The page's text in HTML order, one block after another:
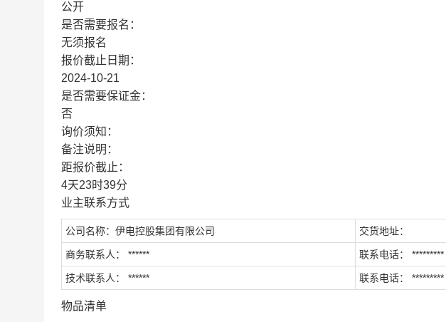
公开
是否需要报名：
无须报名
报价截止日期：
2024-10-21
是否需要保证金：
否
询价须知：
备注说明：
距报价截止：
4天23时39分
业主联系方式
公司名称：伊电控股集团有限公司 交货地址：
商务联系人： ****** 联系电话： *********
技术联系人： ****** 联系电话： *********
物品清单